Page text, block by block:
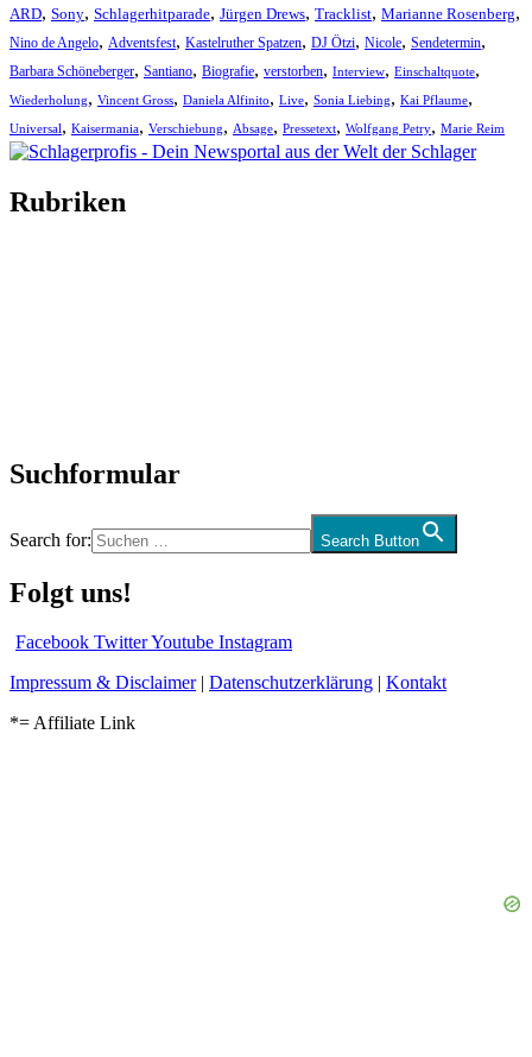
ARD, Sony, Schlagerhitparade, Jürgen Drews, Tracklist, Marianne Rosenberg,
Nino de Angelo, Adventsfest, Kastelruther Spatzen, DJ Ötzi, Nicole, Sendetermin,
Barbara Schöneberger, Santiano, Biografie, verstorben, Interview, Einschaltquote,
Wiederholung, Vincent Gross, Daniela Alfinito, Live, Sonia Liebing, Kai Pflaume,
Universal, Kaisermania, Verschiebung, Absage, Pressetext, Wolfgang Petry, Marie Reim
Rubriken
Suchformular
Search for: Search Button
Folgt uns!
Facebook TwitterYoutube Instagram
Impressum & Disclaimer| Datenschutzerklärung | Kontakt
*= Affiliate Link